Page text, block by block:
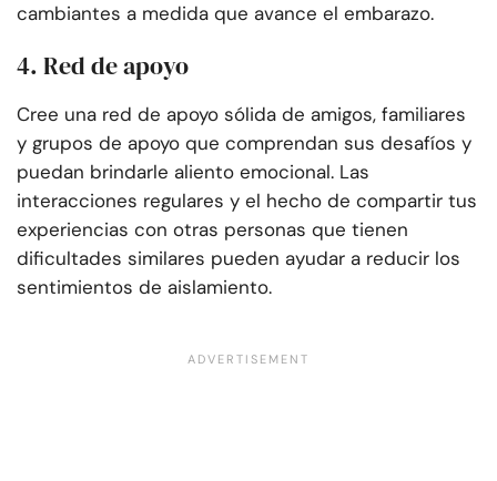
cambiantes a medida que avance el embarazo.
4. Red de apoyo
Cree una red de apoyo sólida de amigos, familiares
y grupos de apoyo que comprendan sus desafíos y
puedan brindarle aliento emocional. Las
interacciones regulares y el hecho de compartir tus
experiencias con otras personas que tienen
dificultades similares pueden ayudar a reducir los
sentimientos de aislamiento.